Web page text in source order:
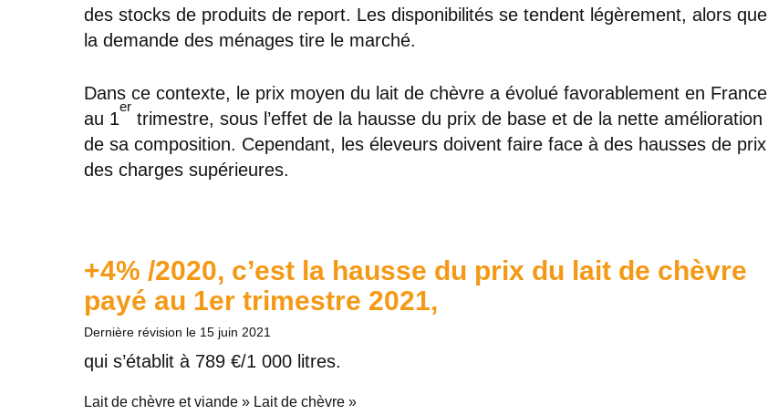
des stocks de produits de report. Les disponibilités se tendent légèrement, alors que
la demande des ménages tire le marché.
Dans ce contexte, le prix moyen du lait de chèvre a évolué favorablement en France
au 1
er
trimestre, sous l’effet de la hausse du prix de base et de la nette amélioration
de sa composition. Cependant, les éleveurs doivent faire face à des hausses de prix
des charges supérieures.
+4% /2020, c’est la hausse du prix du lait de chèvre
payé au 1er trimestre 2021,
Dernière révision le 15 juin 2021
qui s’établit à 789 €/1 000 litres.
Lait de chèvre et viande » Lait de chèvre »